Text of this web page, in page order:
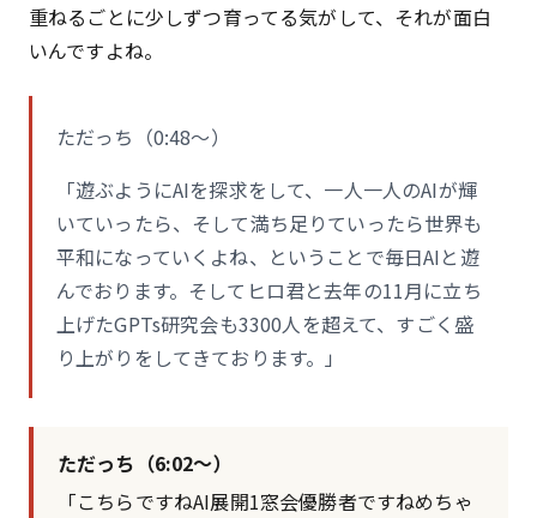
重ねるごとに少しずつ育ってる気がして、それが面白
いんですよね。
ただっち（0:48〜）
「遊ぶようにAIを探求をして、一人一人のAIが輝
いていったら、そして満ち足りていったら世界も
平和になっていくよね、ということで毎日AIと遊
んでおります。そしてヒロ君と去年の11月に立ち
上げたGPTs研究会も3300人を超えて、すごく盛
り上がりをしてきております。」
ただっち（6:02〜）
「こちらですねAI展開1窓会優勝者ですねめちゃ